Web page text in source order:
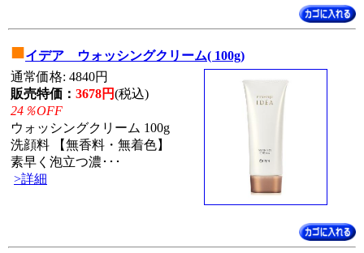
■イデア ウォッシングクリーム( 100g)
通常価格: 4840円
販売特価： 3678円(税込)
24％OFF
ウォッシングクリーム 100g
洗顔料 【無香料・無着色】
素早く泡立つ濃･･･
>詳細